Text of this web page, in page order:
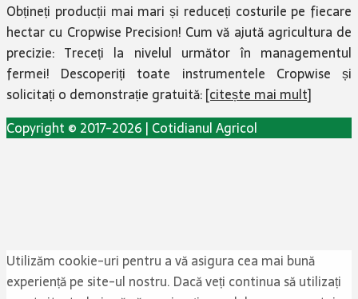
Obțineți producții mai mari și reduceți costurile pe fiecare
hectar cu Cropwise Precision! Cum vă ajută agricultura de
precizie: Treceți la nivelul următor în managementul
fermei! Descoperiți toate instrumentele Cropwise și
solicitați o demonstrație gratuită:[citește mai mult]
Copyright © 2017-2026 | Cotidianul Agricol
Utilizăm cookie-uri pentru a vă asigura cea mai bună
experiență pe site-ul nostru. Dacă veți continua să utilizați